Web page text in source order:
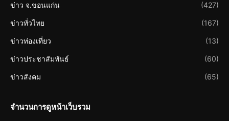
ข่าว จ.ขอนแก่น (427)
ข่าวทั่วไทย (167)
ข่าวท่องเที่ยว (13)
ข่าวประชาสัมพันธ์ (60)
ข่าวสังคม (65)
จำนวนการดูหน้าเว็บรวม